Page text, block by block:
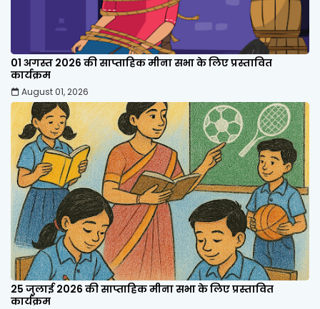
01 अगस्त 2026 की साप्ताहिक मीना सभा के लिए प्रस्तावित
कार्यक्रम
August 01, 2026
25 जुलाई 2026 की साप्ताहिक मीना सभा के लिए प्रस्तावित
कार्यक्रम